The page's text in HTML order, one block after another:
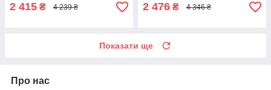
2 415 ₴ 4 239 ₴ 2 476 ₴ 4 346 ₴
Показати ще
Про нас